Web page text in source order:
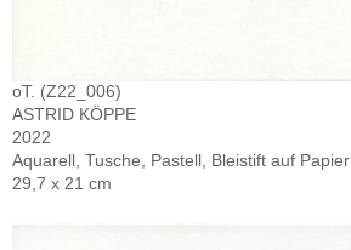
oT. (Z22_006)
ASTRID KÖPPE
2022
Aquarell, Tusche, Pastell, Bleistift auf Papier
29,7 x 21 cm